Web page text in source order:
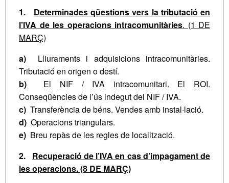
1. Determinades qüestions vers la tributació en
l’IVA de les operacions intracomunitàries. (1 DE
MARÇ)
a) Lliuraments i adquisicions intracomunitàries.
Tributació en origen o destí.
b) El NIF / IVA intracomunitari. El ROI.
Conseqüències de l’ús indegut del NIF / IVA.
c) Transferència de béns. Vendes amb instal·lació.
d) Operacions triangulars.
e) Breu repàs de les regles de localització.
2. Recuperació de l’IVA en cas d’impagament de
les operacions. (8 DE MARÇ)